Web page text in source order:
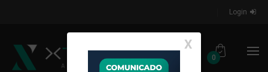
Login
0
X